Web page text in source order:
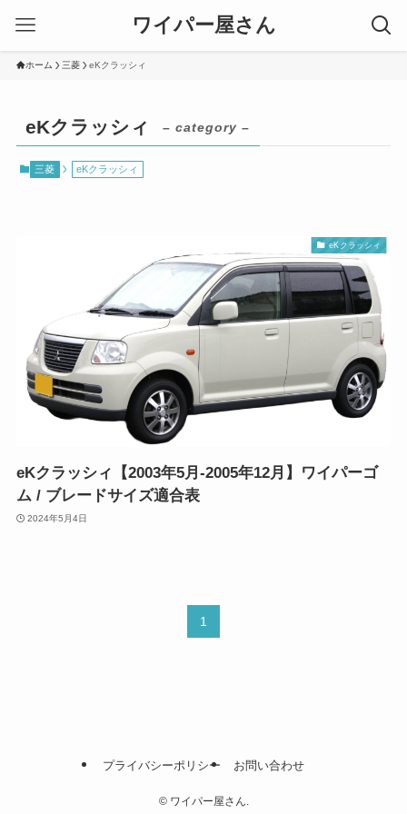
ワイパー屋さん
ホーム 三菱 eKクラッシィ
eKクラッシィ – category –
三菱 eKクラッシィ
eKクラッシィ
eKクラッシィ【2003年5月-2005年12月】ワイパーゴ
ム / ブレードサイズ適合表
2024年5月4日
1
プライバシーポリシー お問い合わせ
©ワイパー屋さん.